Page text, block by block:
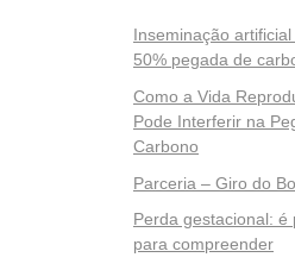
Inseminação
50% pegada de
Como a Vida
Pode Interferir na
Carbono
Parceria – Giro do
Perda gestacional: é
para compreender